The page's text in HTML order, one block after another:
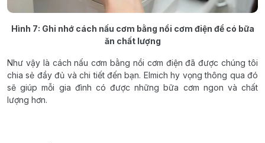
Hình 7: Ghi nhớ cách nấu cơm bằng nồi cơm điện để có bữa
ăn chất lượng
Như vậy là cách nấu cơm bằng nồi cơm điện đã được chúng tôi
chia sẻ đầy đủ và chi tiết đến bạn. Elmich hy vọng thông qua đó
sẽ giúp mỗi gia đình có được những bữa cơm ngon và chất
lượng hơn.